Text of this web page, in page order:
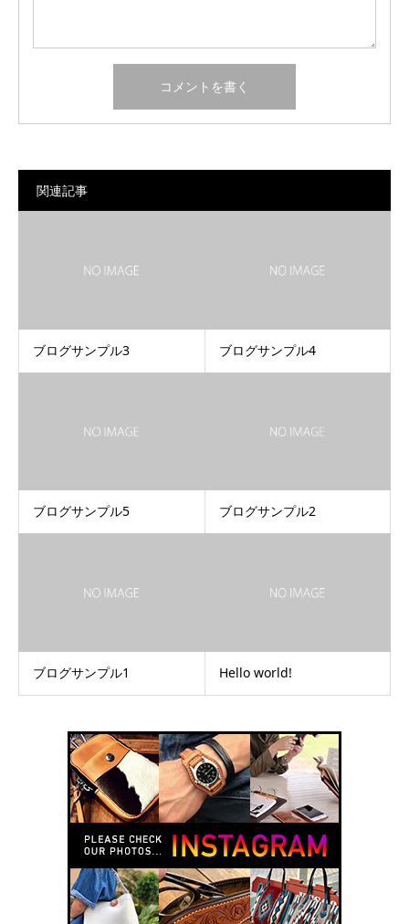
関連記事
ブログサンプル3 ブログサンプル4
ブログサンプル5 ブログサンプル2
ブログサンプル1 Hello world!